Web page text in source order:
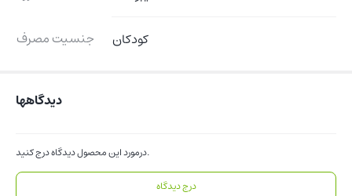
جنسیت مصرف
کودکان
دیدگاهها
درمورد این محصول دیدگاه درج کنید.
درج دیدگاه